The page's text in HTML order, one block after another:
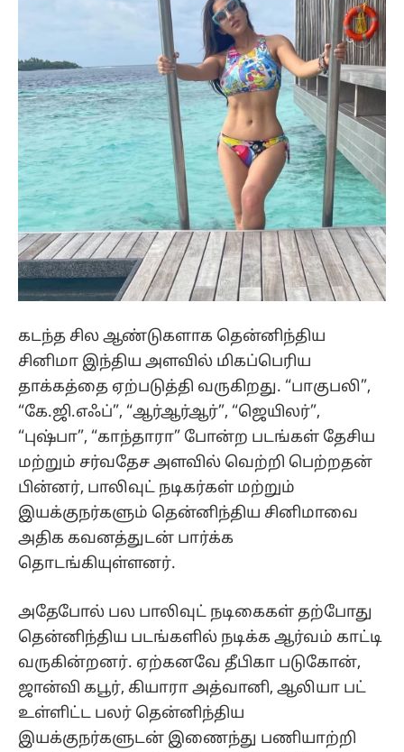
கடந்த சில ஆண்டுகளாக தென்னிந்திய
சினிமா இந்திய அளவில் மிகப்பெரிய
தாக்கத்தை ஏற்படுத்தி வருகிறது. “பாகுபலி”,
“கே.ஜி.எஃப்”, “ஆர்ஆர்ஆர்”, “ஜெயிலர்”,
“புஷ்பா”, “காந்தாரா” போன்ற படங்கள் தேசிய
மற்றும் சர்வதேச அளவில் வெற்றி பெற்றதன்
பின்னர், பாலிவுட் நடிகர்கள் மற்றும்
இயக்குநர்களும் தென்னிந்திய சினிமாவை
அதிக கவனத்துடன் பார்க்க
தொடங்கியுள்ளனர்.
அதேபோல் பல பாலிவுட் நடிகைகள் தற்போது
தென்னிந்திய படங்களில் நடிக்க ஆர்வம் காட்டி
வருகின்றனர். ஏற்கனவே தீபிகா படுகோன்,
ஜான்வி கபூர், கியாரா அத்வானி, ஆலியா பட்
உள்ளிட்ட பலர் தென்னிந்திய
இயக்குநர்களுடன் இணைந்து பணியாற்றி